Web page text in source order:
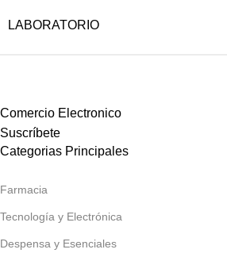
LABORATORIO
Comercio Electronico
Suscríbete
Categorias Principales
Farmacia
Tecnología y Electrónica
Despensa y Esenciales